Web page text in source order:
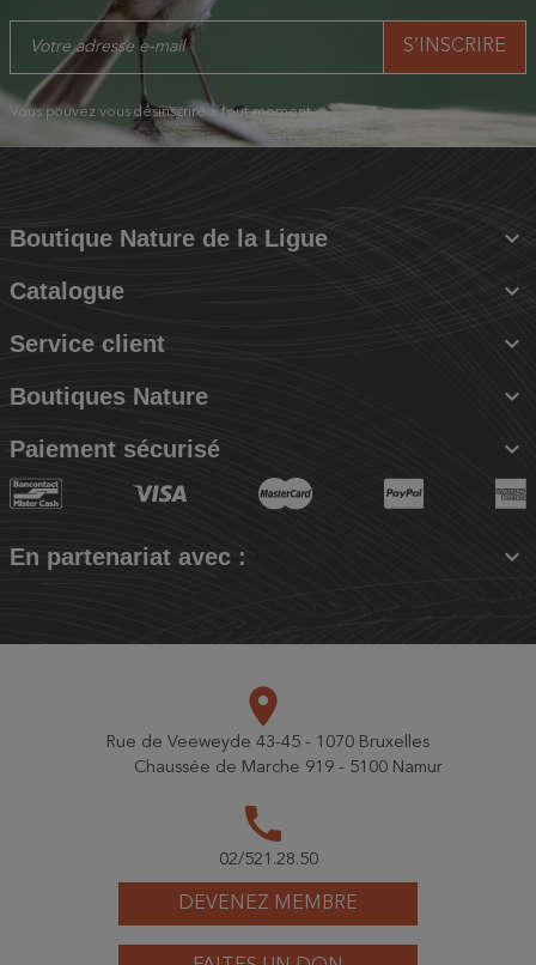
Vous pouvez vous désinscrire à tout moment.
Boutique Nature de la Ligue 
Catalogue 
Service client 
Boutiques Nature 
Paiement sécurisé 
En partenariat avec : 
DEVENEZ MEMBRE
place
Rue de Veeweyde 43-45 - 1070 Bruxelles
Chaussée de Marche 919 - 5100 Namur
call
02/521.28.50